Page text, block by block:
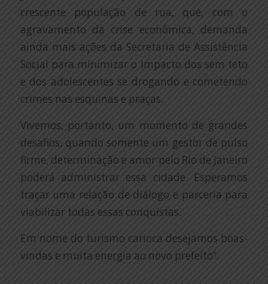
crescente população de rua, que, com o
agravamento da crise econômica, demanda
ainda mais ações da Secretaria de Assistência
Social para minimizar o impacto dos sem teto
e dos adolescentes se drogando e cometendo
crimes nas esquinas e praças.
Vivemos, portanto, um momento de grandes
desafios, quando somente um gestor de pulso
firme, determinação e amor pelo Rio de Janeiro
poderá administrar essa cidade. Esperamos
traçar uma relação de diálogo e parceria para
viabilizar todas essas conquistas.
Em nome do turismo carioca desejamos boas-
vindas e muita energia ao novo prefeito”.